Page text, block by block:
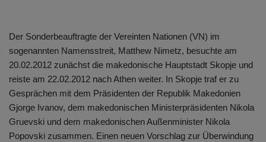
Der Sonderbeauftragte der Vereinten Nationen (VN) im
sogenannten Namensstreit, Matthew Nimetz, besuchte am
20.02.2012 zunächst die makedonische Hauptstadt Skopje und
reiste am 22.02.2012 nach Athen weiter. In Skopje traf er zu
Gesprächen mit dem Präsidenten der Republik Makedonien
Gjorge Ivanov, dem makedonischen Ministerpräsidenten Nikola
Gruevski und dem makedonischen Außenminister Nikola
Popovski zusammen. Einen neuen Vorschlag zur Überwindung